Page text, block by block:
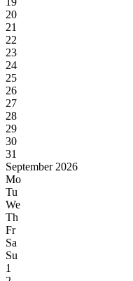
20
21
22
23
24
25
26
27
28
29
30
31
September 2026
Mo
Tu
We
Th
Fr
Sa
Su
1